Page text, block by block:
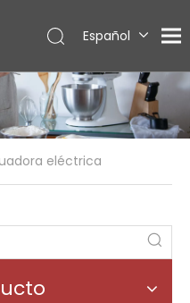
Español
العربية
Français
Pусский
eléctrica